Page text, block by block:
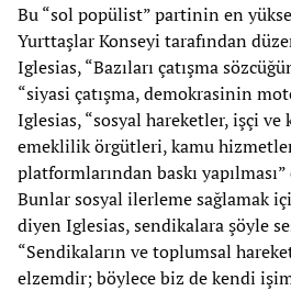
Bu “sol popülist” partinin en
Yurttaşlar Konseyi tarafından
Iglesias, “Bazıları çatışma
“siyasi çatışma, demokrasinin
Iglesias, “sosyal hareketler, işçi ve
emeklilik örgütleri, kamu
platformlarından baskı
Bunlar sosyal ilerleme sağlamak
diyen Iglesias, sendikalara şöyle
“Sendikaların ve toplumsal
elzemdir; böylece biz de kendi